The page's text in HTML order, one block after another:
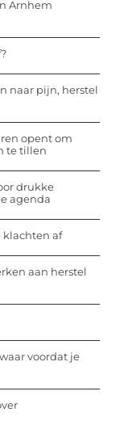
Arnhem
naar pijn, herstel
opent om
te tillen
drukke
agenda
klachten af
aan herstel
voordat je